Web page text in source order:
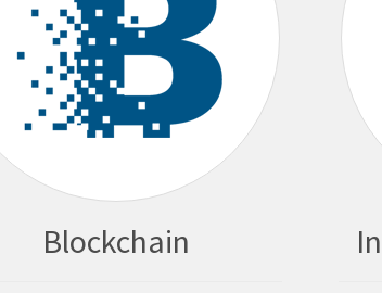
Blockchain